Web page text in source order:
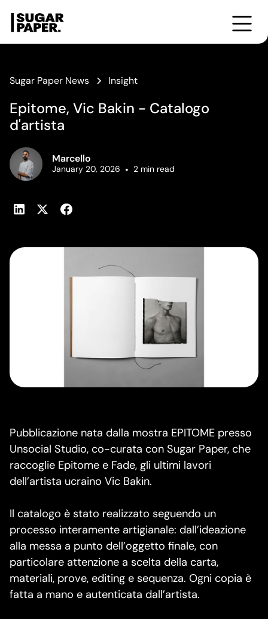
Formazione
Corsi
Cultura
Little Talks
Sugar Paper News Insight
Epitome, Vic Bakin - Catalogo
d'artista
Marcello
January 20, 2026 • 2 min read
Pubblicazione nata dalla mostra EPITOME presso
Unsocial Studio, co-curata con Sugar Paper, che
raccoglie Epitome e Fade, gli ultimi lavori
dell’artista ucraino Vic Bakin.
Il catalogo è stato realizzato seguendo un
processo interamente artigianale: dall’ideazione
alla messa a punto dell’oggetto finale, con
particolare attenzione a scelta della carta,
materiali, prove, editing e sequenza. Ogni copia è
fatta a mano e autenticata dall’artista.